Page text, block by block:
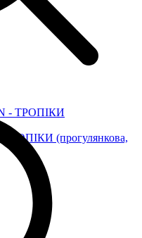
ТРОПІКИ (прогулянкова,